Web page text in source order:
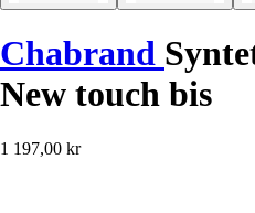
Chabrand
New touch bis
1 197,00 kr